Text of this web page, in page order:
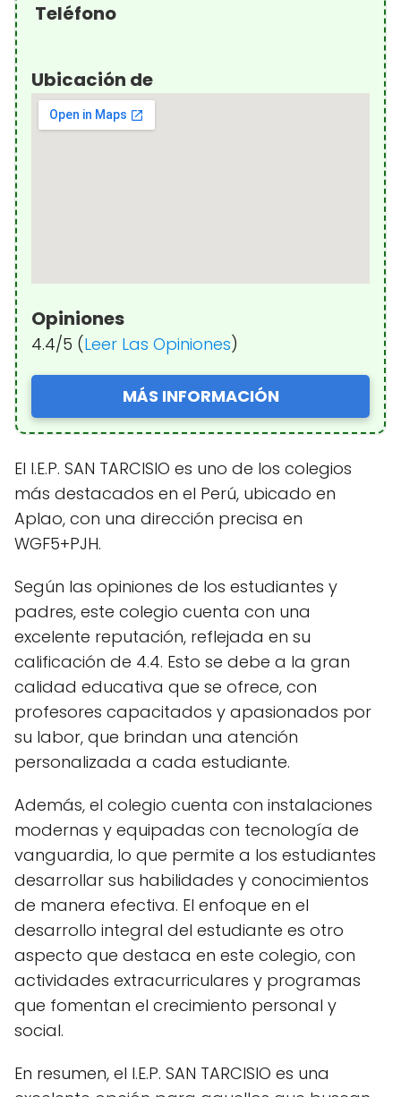
Teléfono
Ubicación de
Opiniones
4.4/5 (Leer Las Opiniones)
MÁS INFORMACIÓN
El I.E.P. SAN TARCISIO es uno de los colegios
más destacados en el Perú, ubicado en
Aplao, con una dirección precisa en
WGF5+PJH.
Según las opiniones de los estudiantes y
padres, este colegio cuenta con una
excelente reputación, reflejada en su
calificación de 4.4. Esto se debe a la gran
calidad educativa que se ofrece, con
profesores capacitados y apasionados por
su labor, que brindan una atención
personalizada a cada estudiante.
Además, el colegio cuenta con instalaciones
modernas y equipadas con tecnología de
vanguardia, lo que permite a los estudiantes
desarrollar sus habilidades y conocimientos
de manera efectiva. El enfoque en el
desarrollo integral del estudiante es otro
aspecto que destaca en este colegio, con
actividades extracurriculares y programas
que fomentan el crecimiento personal y
social.
En resumen, el I.E.P. SAN TARCISIO es una